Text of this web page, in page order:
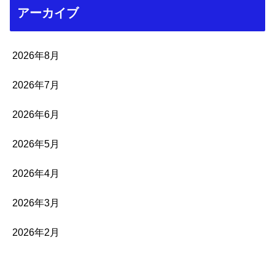
アーカイブ
2026年8月
2026年7月
2026年6月
2026年5月
2026年4月
2026年3月
2026年2月